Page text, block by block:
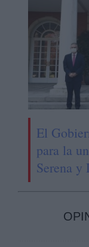
El
para la
Serena y